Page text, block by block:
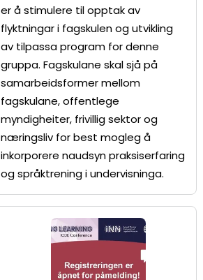
er å stimulere til opptak av
flyktningar i fagskulen og utvikling
av tilpassa program for denne
gruppa. Fagskulane skal sjå på
samarbeidsformer mellom
fagskulane, offentlege
myndigheiter, frivillig sektor og
næringsliv for best mogleg å
inkorporere naudsyn praksiserfaring
og språktrening i undervisninga.